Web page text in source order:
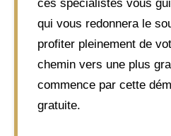
ces spécialistes vous
qui vous redonnera le
profiter pleinement de
chemin vers une plus
commence par cette
gratuite.